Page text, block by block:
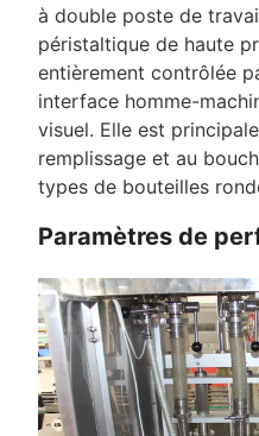
à double poste de
péristaltique de haute
entièrement contrôlée
interface homme-
visuel. Elle est
remplissage et au
types de bouteilles
Paramètres de